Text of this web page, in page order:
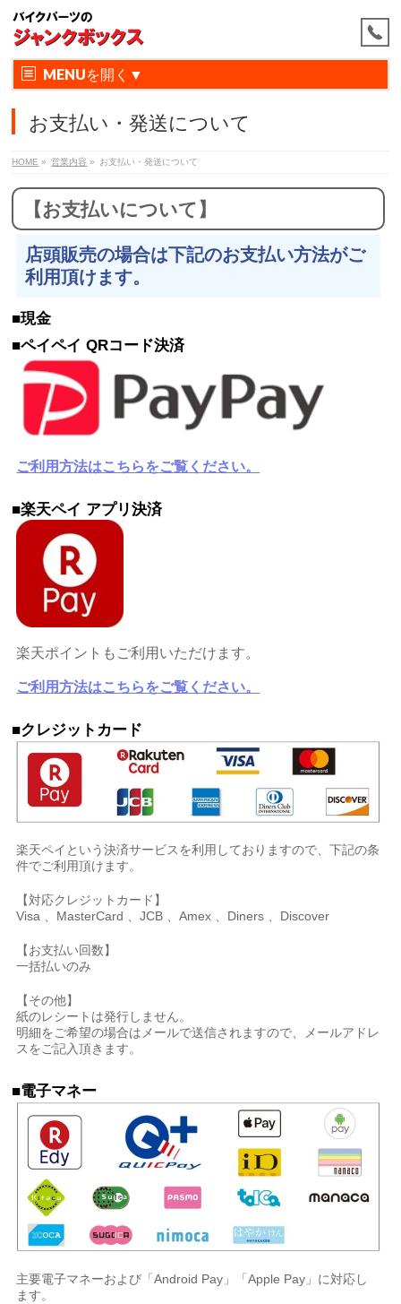
MENU
お支払い・発送について
HOME » 営業内容 » お支払い・発送について
【お支払いについて】
店頭販売の場合は下記のお支払い方法がご
利用頂けます。
■現金
■ペイペイ QRコード決済
ご利用方法はこちらをご覧ください。
■楽天ペイ アプリ決済
楽天ポイントもご利用いただけます。
ご利用方法はこちらをご覧ください。
■クレジットカード
楽天ペイという決済サービスを利用しておりますので、下記の条
件でご利用頂けます。
【対応クレジットカード】
Visa 、MasterCard 、JCB 、Amex 、Diners 、Discover
【お支払い回数】
一括払いのみ
【その他】
紙のレシートは発行しません。
明細をご希望の場合はメールで送信されますので、メールアドレ
スをご記入頂きます。
■電子マネー
主要電子マネーおよび「Android Pay」「Apple Pay」に対応し
ます。